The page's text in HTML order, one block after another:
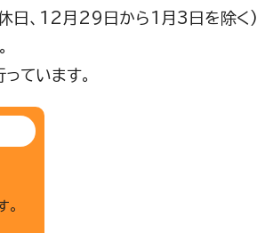
日、12月29日から1月3日を除く)
ています。
。